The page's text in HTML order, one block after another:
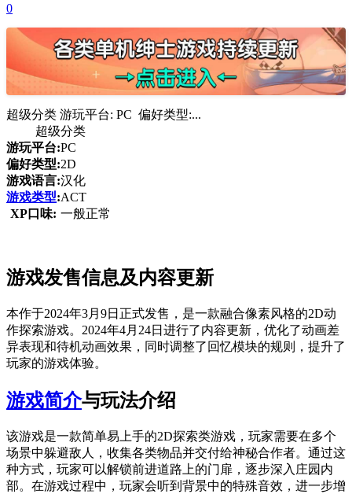
0
超级分类 游玩平台: PC 偏好类型:...
超级分类
游玩平台:PC
偏好类型:2D
游戏语言:汉化
游戏类型:ACT
XP口味: 一般正常
游戏发售信息及内容更新
本作于2024年3月9日正式发售，是一款融合像素风格的2D动
作探索游戏。2024年4月24日进行了内容更新，优化了动画差
异表现和待机动画效果，同时调整了回忆模块的规则，提升了
玩家的游戏体验。
游戏简介与玩法介绍
该游戏是一款简单易上手的2D探索类游戏，玩家需要在多个
场景中躲避敌人，收集各类物品并交付给神秘合作者。通过这
种方式，玩家可以解锁前进道路上的门扉，逐步深入庄园内
部。在游戏过程中，玩家会听到背景中的特殊音效，进一步增